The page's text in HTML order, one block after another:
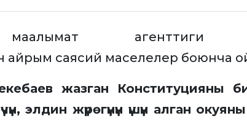
маалымат агенттиги
айрым саясий маселелер боюнча
жазган Конституцияны
элдин жүрөгүнүн үшүн алган